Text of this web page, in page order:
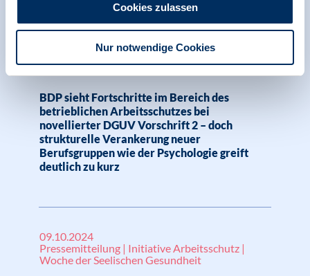
Cookies zulassen
Nur notwendige Cookies
Pressemitteilung | Psychologie und Arbeit |
Initiative Arbeitsschutz
BDP sieht Fortschritte im Bereich des
betrieblichen Arbeitsschutzes bei
novellierter DGUV Vorschrift 2 – doch
strukturelle Verankerung neuer
Berufsgruppen wie der Psychologie greift
deutlich zu kurz
09.10.2024
Pressemitteilung | Initiative Arbeitsschutz |
Woche der Seelischen Gesundheit